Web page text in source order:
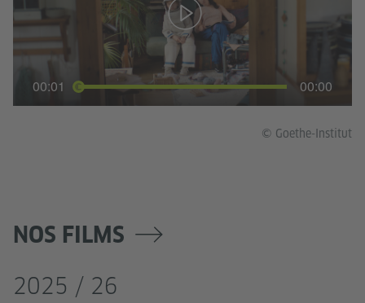
00:01 00:00
© Goethe-Institut
NOS FILMS
2025 / 26